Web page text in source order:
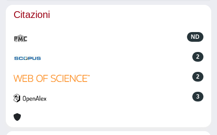
Citazioni
ND
2
2
3